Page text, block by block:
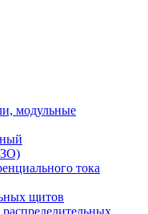
модульные
тока
щитов